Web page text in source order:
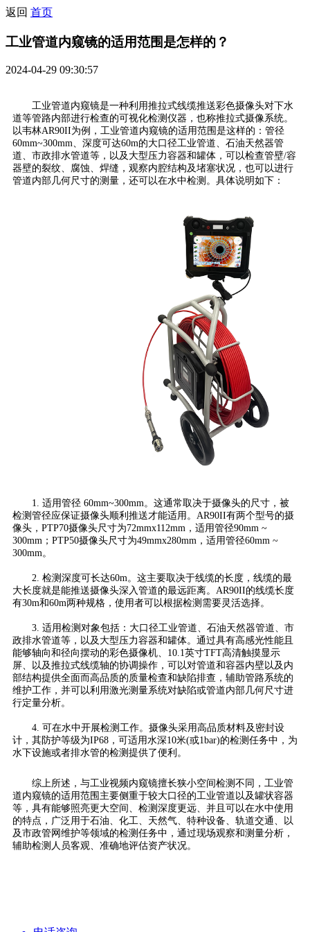
返回 首页
工业管道内窥镜的适用范围是怎样的？
2024-04-29 09:30:57
工业管道内窥镜是一种利用推拉式线缆推送彩色摄像头对下水
道等管路内部进行检查的可视化检测仪器，也称推拉式摄像系统。
以韦林AR90II为例，工业管道内窥镜的适用范围是这样的：管径
60mm~300mm、深度可达60m的大口径工业管道、石油天然器管
道、市政排水管道等，以及大型压力容器和罐体，可以检查管壁/容
器壁的裂纹、腐蚀、焊缝，观察内腔结构及堵塞状况，也可以进行
管道内部几何尺寸的测量，还可以在水中检测。具体说明如下：
1. 适用管径 60mm~300mm。这通常取决于摄像头的尺寸，被
检测管径应保证摄像头顺利推送才能适用。AR90II有两个型号的摄
像头，PTP70摄像头尺寸为72mmx112mm，适用管径90mm ~
300mm；PTP50摄像头尺寸为49mmx280mm，适用管径60mm ~
300mm。
2. 检测深度可长达60m。这主要取决于线缆的长度，线缆的最
大长度就是能推送摄像头深入管道的最远距离。AR90II的线缆长度
有30m和60m两种规格，使用者可以根据检测需要灵活选择。
3. 适用检测对象包括：大口径工业管道、石油天然器管道、市
政排水管道等，以及大型压力容器和罐体。通过具有高感光性能且
能够轴向和径向摆动的彩色摄像机、10.1英寸TFT高清触摸显示
屏、以及推拉式线缆轴的协调操作，可以对管道和容器内壁以及内
部结构提供全面而高品质的质量检查和缺陷排查，辅助管路系统的
维护工作，并可以利用激光测量系统对缺陷或管道内部几何尺寸进
行定量分析。
4. 可在水中开展检测工作。摄像头采用高品质材料及密封设
计，其防护等级为IP68，可适用水深10米(或1bar)的检测任务中，为
水下设施或者排水管的检测提供了便利。
综上所述，与工业视频内窥镜擅长狭小空间检测不同，工业管
道内窥镜的适用范围主要侧重于较大口径的工业管道以及罐状容器
等，具有能够照亮更大空间、检测深度更远、并且可以在水中使用
的特点，广泛用于石油、化工、天然气、特种设备、轨道交通、以
及市政管网维护等领域的检测任务中，通过现场观察和测量分析，
辅助检测人员客观、准确地评估资产状况。